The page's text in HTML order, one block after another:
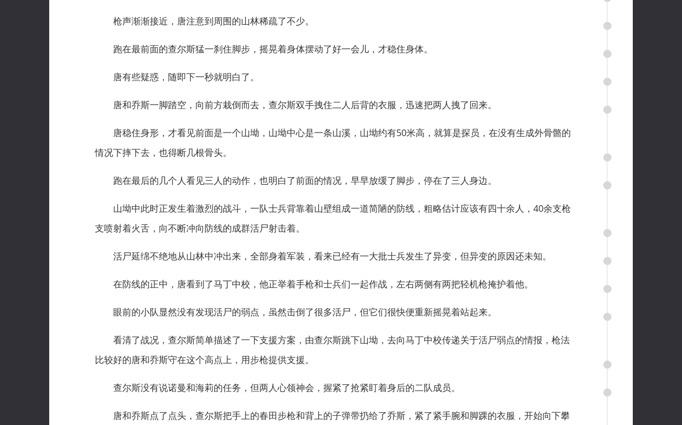
枪声渐渐接近，唐注意到周围的山林稀疏了不少。
跑在最前面的查尔斯猛一刹住脚步，摇晃着身体摆动了好一会儿，才稳住身体。
唐有些疑惑，随即下一秒就明白了。
唐和乔斯一脚踏空，向前方栽倒而去，查尔斯双手拽住二人后背的衣服，迅速把两人拽了回来。
唐稳住身形，才看见前面是一个山坳，山坳中心是一条山溪，山坳约有50米高，就算是探员，在没有生成外骨骼的
情况下摔下去，也得断几根骨头。
跑在最后的几个人看见三人的动作，也明白了前面的情况，早早放缓了脚步，停在了三人身边。
山坳中此时正发生着激烈的战斗，一队士兵背靠着山壁组成一道简陋的防线，粗略估计应该有四十余人，40余支枪
支喷射着火舌，向不断冲向防线的成群活尸射击着。
活尸延绵不绝地从山林中冲出来，全部身着军装，看来已经有一大批士兵发生了异变，但异变的原因还未知。
在防线的正中，唐看到了马丁中校，他正举着手枪和士兵们一起作战，左右两侧有两把轻机枪掩护着他。
眼前的小队显然没有发现活尸的弱点，虽然击倒了很多活尸，但它们很快便重新摇晃着站起来。
看清了战况，查尔斯简单描述了一下支援方案，由查尔斯跳下山坳，去向马丁中校传递关于活尸弱点的情报，枪法
比较好的唐和乔斯守在这个高点上，用步枪提供支援。
查尔斯没有说诺曼和海莉的任务，但两人心领神会，握紧了抢紧盯着身后的二队成员。
唐和乔斯点了点头，查尔斯把手上的春田步枪和背上的子弹带扔给了乔斯，紧了紧手腕和脚踝的衣服，开始向下攀